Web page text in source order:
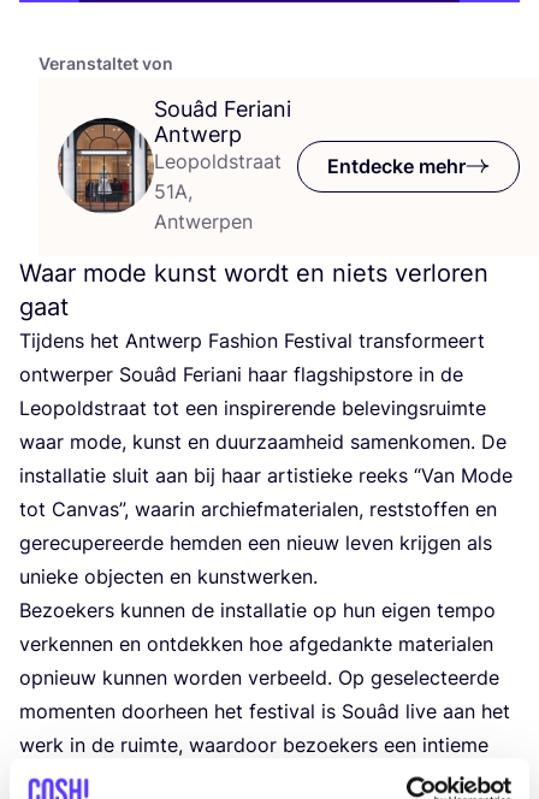
Veranstaltet von
Souâd Feriani
Antwerp
Leopoldstraat
51A,
Antwerpen
Entdecke mehr
Waar mode kunst wordt en niets verloren
gaat
Tij­dens het Ant­werp Fashion Fes­ti­val trans­for­meert
ont­wer­per Souâd Feria­ni haar flag­ship­s­to­re in de
Leo­pold­stra­at tot een inspi­re­ren­de bele­ving­sru­im­te
waar mode, kunst en duurzaam­heid samen­ko­men. De
instal­la­tie sluit aan bij haar artis­tie­ke reeks “Van Mode
tot Can­vas”, waa­r­in archief­ma­te­ria­len, rest­stof­fen en
gerecup­er­e­er­de hem­den een nieuw leven kri­j­gen als
unie­ke objec­ten en kunstwerken.
Bez­oe­kers kun­nen de instal­la­tie op hun eigen tem­po
ver­ken­nen en ont­dek­ken hoe afge­dank­te mate­ria­len
opnieuw kun­nen wor­den ver­beeld. Op gesel­ec­teer­de
momen­ten door­heen het fes­ti­val is Souâd live aan het
werk in de ruim­te, waar­door bez­oe­kers een intie­me
blik kri­j­gen op haar crea­tie­ve proces.